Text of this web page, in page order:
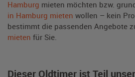
Hamburg mieten möchten bzw.
in Hamburg mieten wollen – kein
bestimmt die passenden Angebote
mieten für Sie.
Dieser Oldtimer ist Teil